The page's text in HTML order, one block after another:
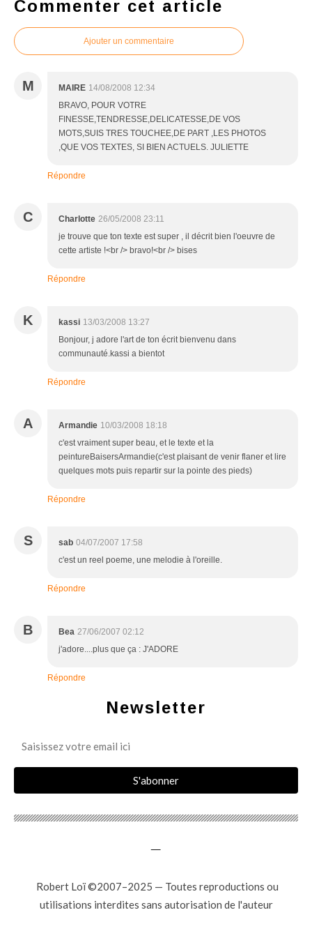
Commenter cet article
Ajouter un commentaire
M MAIRE 14/08/2008 12:34
BRAVO, POUR VOTRE
FINESSE,TENDRESSE,DELICATESSE,DE VOS
MOTS,SUIS TRES TOUCHEE,DE PART ,LES PHOTOS
,QUE VOS TEXTES, SI BIEN ACTUELS. JULIETTE
Répondre
C Charlotte 26/05/2008 23:11
je trouve que ton texte est super , il décrit bien l'oeuvre de
cette artiste !<br /> bravo!<br /> bises
Répondre
K kassi 13/03/2008 13:27
Bonjour, j adore l'art de ton écrit bienvenu dans
communauté.kassi a bientot
Répondre
A Armandie 10/03/2008 18:18
c'est vraiment super beau, et le texte et la
peintureBaisersArmandie(c'est plaisant de venir flaner et lire
quelques mots puis repartir sur la pointe des pieds)
Répondre
S sab 04/07/2007 17:58
c'est un reel poeme, une melodie à l'oreille.
Répondre
B Bea 27/06/2007 02:12
j'adore....plus que ça : J'ADORE
Répondre
Newsletter
Robert Loï ©2007–2025 — Toutes reproductions ou
utilisations interdites sans autorisation de l'auteur